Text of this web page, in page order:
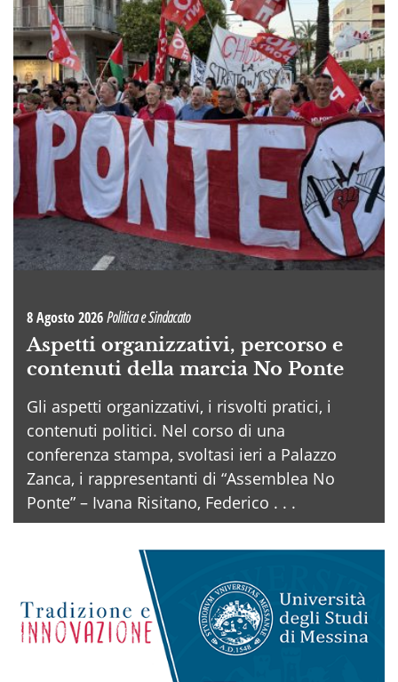
8 Agosto 2026Politica e Sindacato
Aspetti organizzativi, percorso e
contenuti della marcia No Ponte
Gli aspetti organizzativi, i risvolti pratici, i
contenuti politici. Nel corso di una
conferenza stampa, svoltasi ieri a Palazzo
Zanca, i rappresentanti di “Assemblea No
Ponte” – Ivana Risitano, Federico . . .